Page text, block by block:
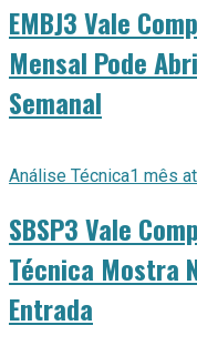
EMBJ3 Vale
Mensal Pode
Semanal
Análise Técnica1 mês
SBSP3 Vale
Técnica Mostra
Entrada